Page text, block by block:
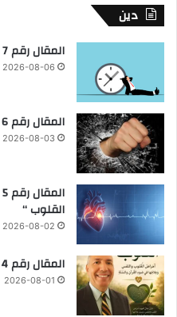
دين
المقال رقم 7 من سلسلة ” عيادة القلوب “
2026-08-06
المقال رقم 6 من سلسلة ” عيادة القلوب “
2026-08-03
القلوب “
2026-08-02
المقال رقم 4 من سلسلة عيادة القلوب
2026-08-01